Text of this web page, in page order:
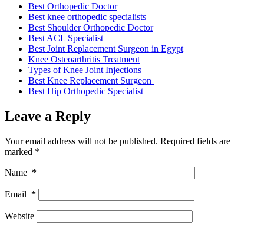
Best Orthopedic Doctor
Best knee orthopedic specialists
Best Shoulder Orthopedic Doctor
Best ACL Specialist
Best Joint Replacement Surgeon in Egypt
Knee Osteoarthritis Treatment
Types of Knee Joint Injections
Best Knee Replacement Surgeon
Best Hip Orthopedic Specialist
Leave a Reply
Your email address will not be published. Required fields are
marked *
Name *
Email *
Website